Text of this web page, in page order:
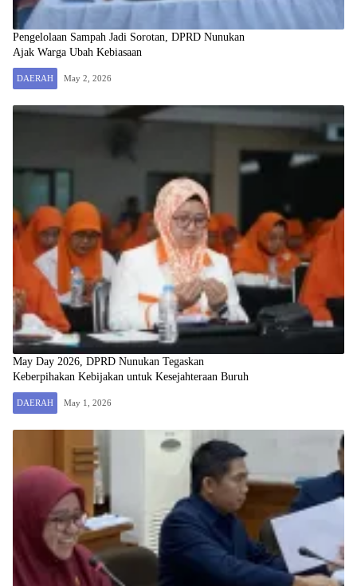
Pengelolaan Sampah Jadi Sorotan, DPRD Nunukan
Ajak Warga Ubah Kebiasaan
DAERAH May 2, 2026
May Day 2026, DPRD Nunukan Tegaskan
Keberpihakan Kebijakan untuk Kesejahteraan Buruh
DAERAH May 1, 2026